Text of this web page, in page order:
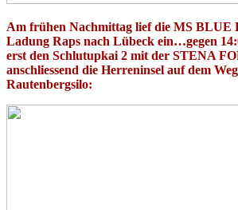
Am frühen Nachmittag lief die MS BLUE
Ladung Raps nach Lübeck ein…gegen
erst den Schlutupkai 2 mit der STENA
anschliessend die Herreninsel auf dem
Rautenbergsilo: